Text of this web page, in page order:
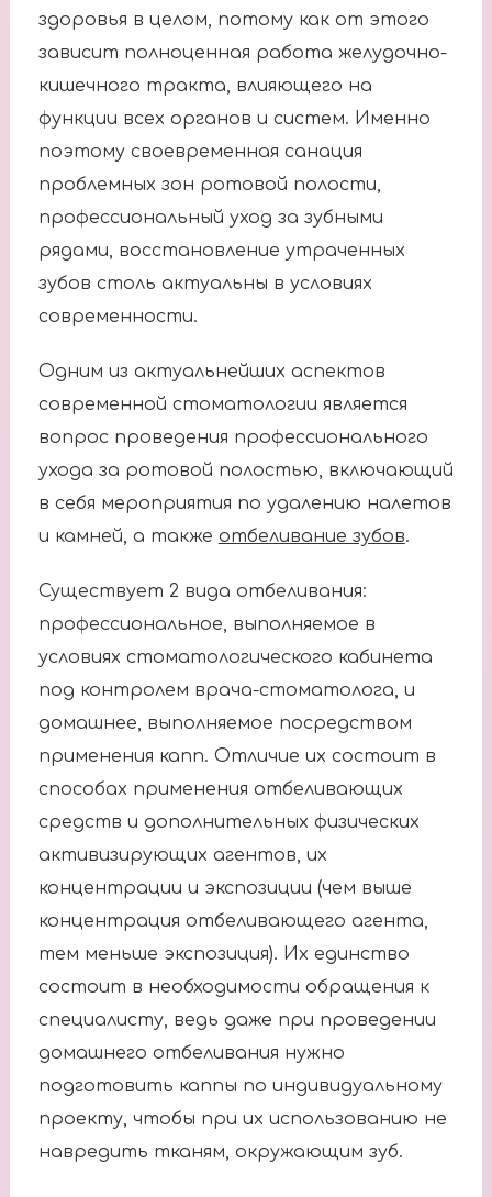
здоровья в целом, потому как от этого
зависит полноценная работа желудочно-
кишечного тракта, влияющего на
функции всех органов и систем. Именно
поэтому своевременная санация
проблемных зон ротовой полости,
профессиональный уход за зубными
рядами, восстановление утраченных
зубов столь актуальны в условиях
современности.
Одним из актуальнейших аспектов
современной стоматологии является
вопрос проведения профессионального
ухода за ротовой полостью, включающий
в себя мероприятия по удалению налетов
и камней, а также отбеливание зубов.
Существует 2 вида отбеливания:
профессиональное, выполняемое в
условиях стоматологического кабинета
под контролем врача-стоматолога, и
домашнее, выполняемое посредством
применения капп. Отличие их состоит в
способах применения отбеливающих
средств и дополнительных физических
активизирующих агентов, их
концентрации и экспозиции (чем выше
концентрация отбеливающего агента,
тем меньше экспозиция). Их единство
состоит в необходимости обращения к
специалисту, ведь даже при проведении
домашнего отбеливания нужно
подготовить каппы по индивидуальному
проекту, чтобы при их использованию не
навредить тканям, окружающим зуб.